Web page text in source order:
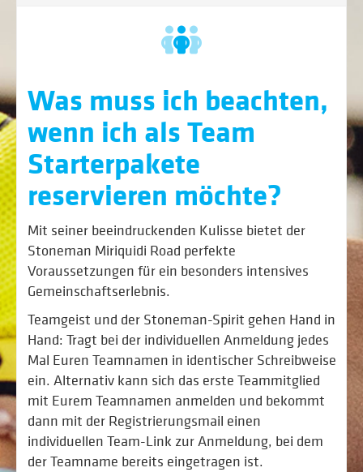
Was muss ich beachten,
wenn ich als Team
Starterpakete
reservieren möchte?
Mit seiner beeindruckenden Kulisse bietet der
Stoneman Miriquidi Road perfekte
Voraussetzungen für ein besonders intensives
Gemeinschaftserlebnis.
Teamgeist und der Stoneman-Spirit gehen Hand in
Hand: Tragt bei der individuellen Anmeldung jedes
Mal Euren Teamnamen in identischer Schreibweise
ein. Alternativ kann sich das erste Teammitglied
mit Eurem Teamnamen anmelden und bekommt
dann mit der Registrierungsmail einen
individuellen Team-Link zur Anmeldung, bei dem
der Teamname bereits eingetragen ist.